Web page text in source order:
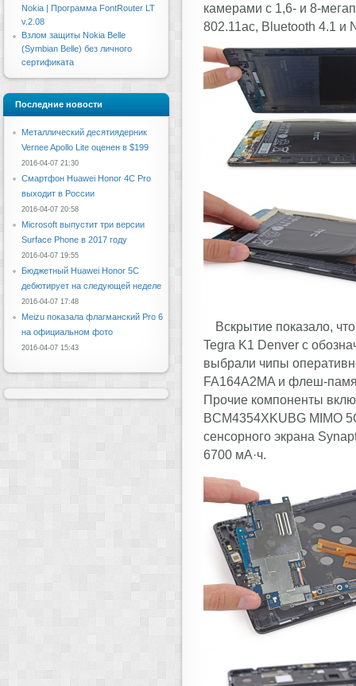
камерами с 1,6- и 8-
802.11ac, Bluetooth 4.1 и
Вскрытие показало,
Tegra K1 Denver с
выбрали чипы
FA164A2MA и флеш-
Прочие компоненты
BCM4354XKUBG MIMO
сенсорного экрана
6700 мА·ч.
Nokia | Программа FontRouter LT
v.2.08
Взлом защиты Nokia Belle
(Symbian Belle) без личного
сертификата
Последние новости
Металлический десятиядерник
Vernee Apollo Lite оценен в $199
2016-04-07 21:30
Смартфон Huawei Honor 4C Pro
выходит в России
2016-04-07 20:58
Microsoft выпустит три версии
Surface Phone в 2017 году
2016-04-07 19:55
Бюджетный Huawei Honor 5C
дебютирует на следующей неделе
2016-04-07 17:48
Meizu показала флагманский Pro 6
на официальном фото
2016-04-07 15:43